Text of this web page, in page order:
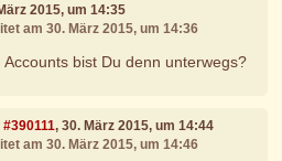
2015, um 14:35
am 30. März 2015, um 14:36
Accounts bist Du denn unterwegs?
, 30. März 2015, um 14:44
am 30. März 2015, um 14:46